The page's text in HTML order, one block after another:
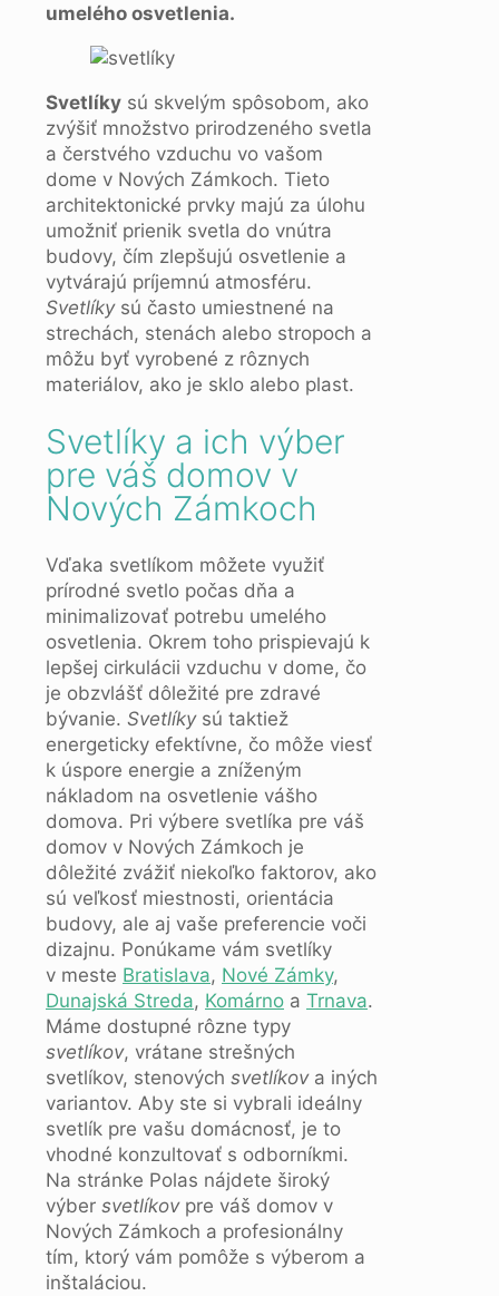
umelého osvetlenia.
Svetlíky sú skvelým spôsobom, ako
zvýšiť množstvo prirodzeného svetla
a čerstvého vzduchu vo vašom
dome v Nových Zámkoch. Tieto
architektonické prvky majú za úlohu
umožniť prienik svetla do vnútra
budovy, čím zlepšujú osvetlenie a
vytvárajú príjemnú atmosféru.
Svetlíkysú často umiestnené na
strechách, stenách alebo stropoch a
môžu byť vyrobené z rôznych
materiálov, ako je sklo alebo plast.
Svetlíky a ich výber
pre váš domov v
Nových Zámkoch
Vďaka svetlíkom môžete využiť
prírodné svetlo počas dňa a
minimalizovať potrebu umelého
osvetlenia. Okrem toho prispievajú k
lepšej cirkulácii vzduchu v dome, čo
je obzvlášť dôležité pre zdravé
bývanie. Svetlíkysú taktiež
energeticky efektívne, čo môže viesť
k úspore energie a zníženým
nákladom na osvetlenie vášho
domova. Pri výbere svetlíka pre váš
domov v Nových Zámkoch je
dôležité zvážiť niekoľko faktorov, ako
sú veľkosť miestnosti, orientácia
budovy, ale aj vaše preferencie voči
dizajnu. Ponúkame vám svetlíky
v meste Bratislava, Nové Zámky,
Dunajská Streda, Komárno a Trnava.
Máme dostupné rôzne typy
svetlíkov, vrátane strešných
svetlíkov, stenových svetlíkova iných
variantov. Aby ste si vybrali ideálny
svetlík pre vašu domácnosť, je to
vhodné konzultovať s odborníkmi.
Na stránke Polas nájdete široký
výber svetlíkov pre váš domov v
Nových Zámkoch a profesionálny
tím, ktorý vám pomôže s výberom a
inštaláciou.